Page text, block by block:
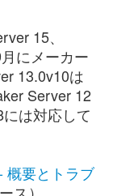
15、
にメーカー
13.0v10は
Server 12
は対応して
概要とトラブ